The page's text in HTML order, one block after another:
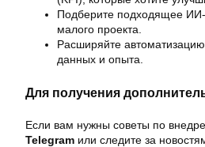
Подберите подходящее
малого проекта.
Расширяйте
данных и опыта.
Для получения
Если вам нужны советы по
Telegram или следите за